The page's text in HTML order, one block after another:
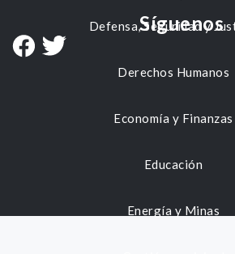
Defensa, Seguridad y
Derechos Humanos
Economía y Finanzas
Educación
Energía y Minas
Síguenos